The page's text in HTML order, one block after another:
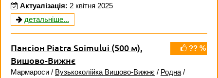
Актуалізація: 2 квітня 2025
детальніше...
?? %
Пансіон Piatra Soimului (500 м),
Вишово-Вижнє
Мармароси / Вузькоколійка Вишово-Вижнє / Родна /